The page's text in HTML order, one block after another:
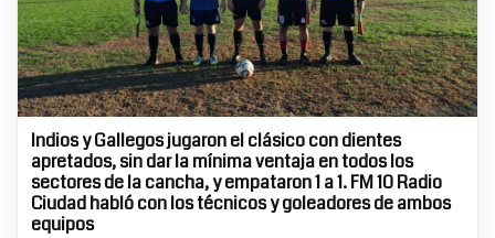
Indios y Gallegos jugaron el clásico con dientes
apretados, sin dar la mínima ventaja en todos los
sectores de la cancha, y empataron 1 a 1. FM 10 Radio
Ciudad habló con los técnicos y goleadores de ambos
equipos